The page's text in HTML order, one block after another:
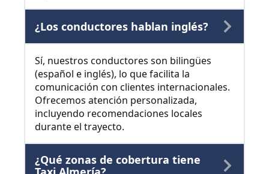
¿Los conductores hablan inglés?
Sí, nuestros conductores son bilingües
(español e inglés), lo que facilita la
comunicación con clientes internacionales.
Ofrecemos atención personalizada,
incluyendo recomendaciones locales
durante el trayecto.
¿Qué zonas de cobertura tiene